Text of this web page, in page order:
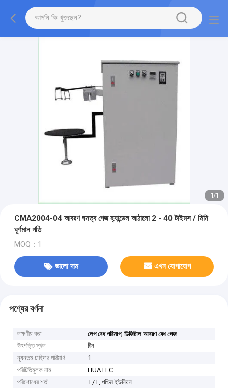
1/1
CMA2004-04 আবরণ ঘনত্ব গেজ হ্যান্ডেল আঠালো 2 - 40 টাইমস / মিনি
ঘূর্ণমান গতি
MOQ：1
ভালো দাম এখন যোগাযোগ
পণ্যের বর্ণনা
লক্ষণীয় করা লেপ বেধ পরিমাপ,ডিজিটাল আবরণ বেধ গেজ
উৎপত্তি স্থল
চীন
ন্যূনতম চাহিদার পরিমাণ
1
পরিচিতিমুলক নাম
HUATEC
পরিশোধের শর্ত
T/T, পশ্চিম ইউনিয়ন